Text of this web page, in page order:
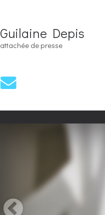
Guilaine Depis
attachée de presse